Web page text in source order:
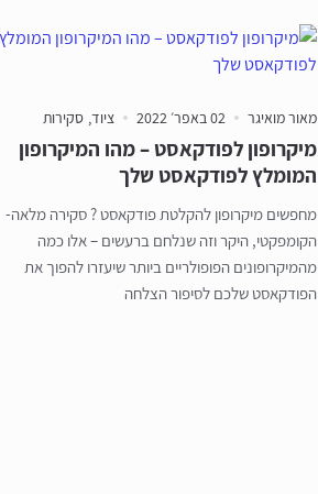
מאור מואיגר 02 באפר׳ 2022 ציוד סקירות
מיקרופון לפודקאסט – מהו המיקרופון
המומלץ לפודקאסט שלך
מחפשים מיקרופון להקלטת פודקאסט ? סקירה מלאה-
הקומפקטי, היקר וזה שנלחם ברעשים – אלו כמה
מהמיקרופונים הפופולריים ביותר שיעזרו להפוך את
הפודקאסט שלכם לסיפור הצלחה